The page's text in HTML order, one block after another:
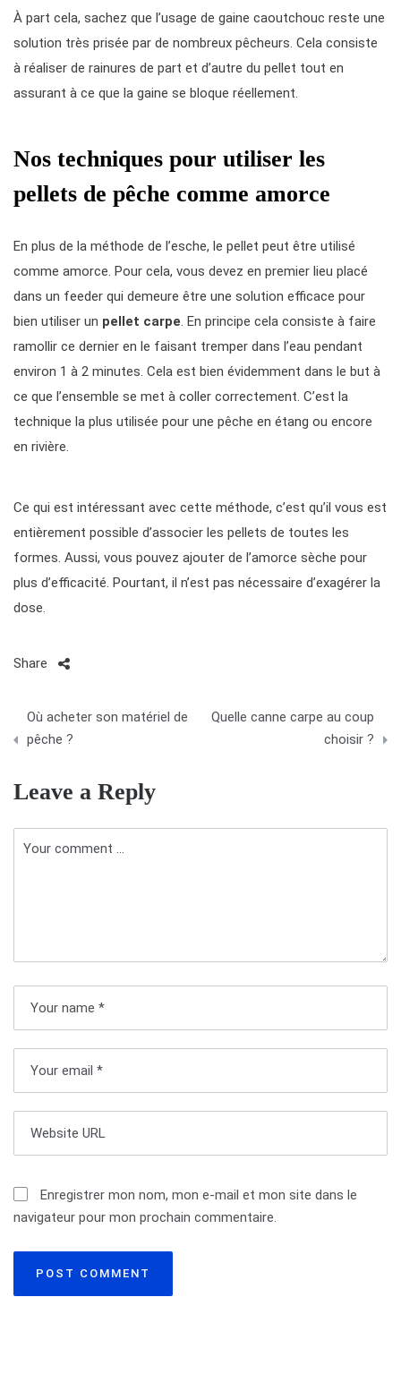
À part cela, sachez que l’usage de gaine caoutchouc reste une
solution très prisée par de nombreux pêcheurs. Cela consiste
à réaliser de rainures de part et d’autre du pellet tout en
assurant à ce que la gaine se bloque réellement.
Nos techniques pour utiliser les
pellets de pêche comme amorce
En plus de la méthode de l’esche, le pellet peut être utilisé
comme amorce. Pour cela, vous devez en premier lieu placé
dans un feeder qui demeure être une solution efficace pour
bien utiliser un pellet carpe. En principe cela consiste à faire
ramollir ce dernier en le faisant tremper dans l’eau pendant
environ 1 à 2 minutes. Cela est bien évidemment dans le but à
ce que l’ensemble se met à coller correctement. C’est la
technique la plus utilisée pour une pêche en étang ou encore
en rivière.
Ce qui est intéressant avec cette méthode, c’est qu’il vous est
entièrement possible d’associer les pellets de toutes les
formes. Aussi, vous pouvez ajouter de l’amorce sèche pour
plus d’efficacité. Pourtant, il n’est pas nécessaire d’exagérer la
dose.
Share
N
a
g
o
d
e
’
a
r
i
Où acheter son matériel de
pêche ?
Quelle canne carpe au coup
choisir ?
Leave a Reply
Enregistrer mon nom, mon e-mail et mon site dans le
navigateur pour mon prochain commentaire.